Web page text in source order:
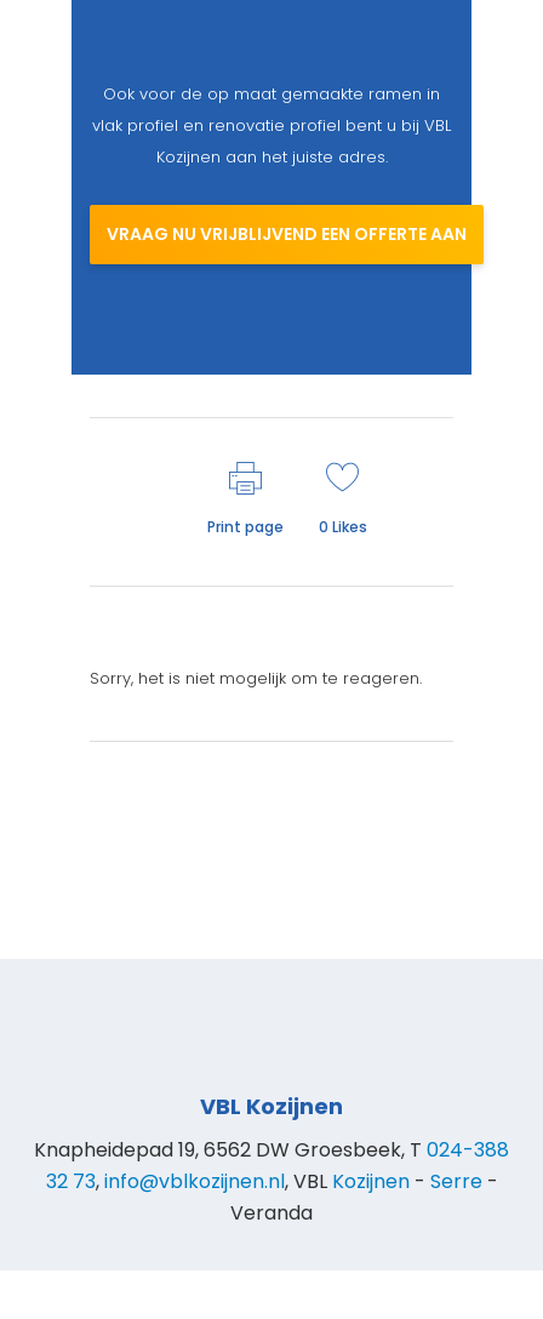
Ook voor de op maat gemaakte ramen in
vlak profiel en renovatie profiel bent u bij VBL
Kozijnen aan het juiste adres.
VRAAG NU VRIJBLIJVEND EEN OFFERTE AAN
Print page 0 Likes
Sorry, het is niet mogelijk om te reageren.
VBL Kozijnen
Knapheidepad 19, 6562 DW Groesbeek, T 024-388
32 73,info@vblkozijnen.nl, VBL Kozijnen- Serre-
Veranda